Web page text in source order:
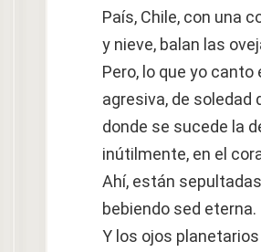
País, Chile, con una
y nieve, balan las
Pero, lo que yo
agresiva, de soledad
donde se sucede la
inútilmente, en el
Ahí, están
bebiendo sed eterna.
Y los ojos